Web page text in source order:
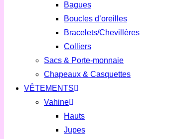
Bagues
Boucles d’oreilles
Bracelets/Chevillères
Colliers
Sacs & Porte-monnaie
Chapeaux & Casquettes
VÊTEMENTS
Vahine
Hauts
Jupes